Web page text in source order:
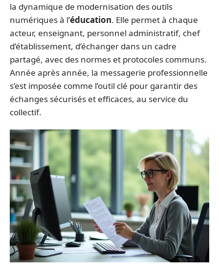
la dynamique de modernisation des outils
numériques à l’éducation. Elle permet à chaque
acteur, enseignant, personnel administratif, chef
d’établissement, d’échanger dans un cadre
partagé, avec des normes et protocoles communs.
Année après année, la messagerie professionnelle
s’est imposée comme l’outil clé pour garantir des
échanges sécurisés et efficaces, au service du
collectif.